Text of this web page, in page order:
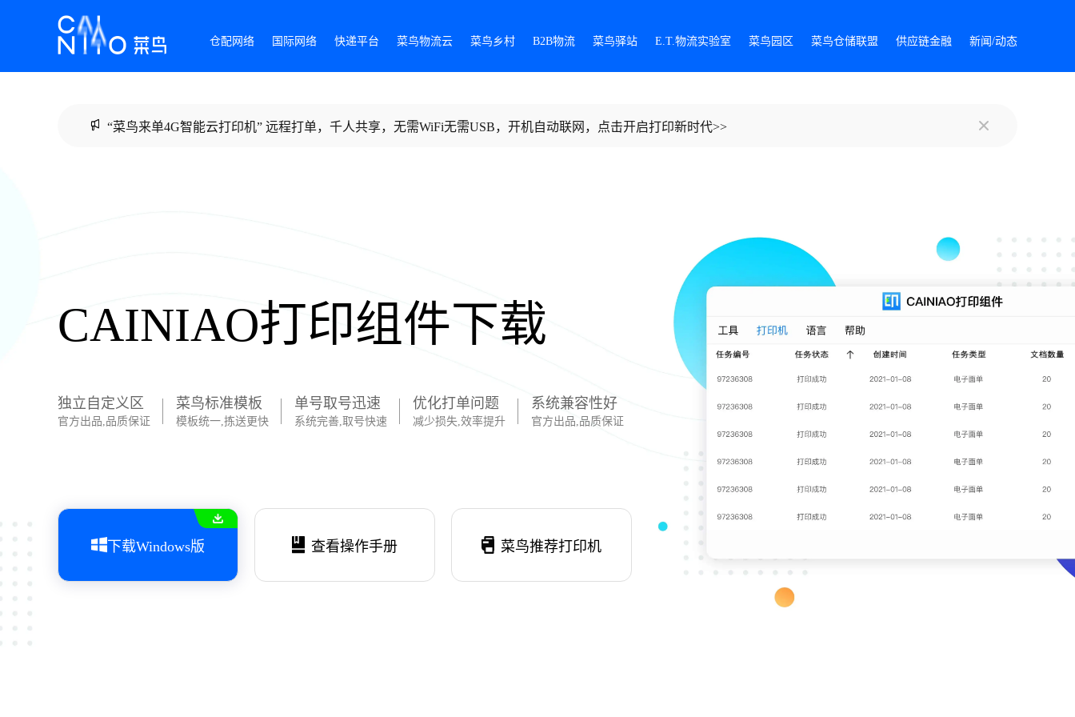
仓配网络 国际网络 快递平台 菜鸟物流云 菜鸟乡村 B2B物流 菜鸟驿站 E.T.物流实验室 菜鸟园区 菜鸟仓储联盟 供应链金融 新闻/动态
“菜鸟来单4G智能云打印机” 远程打单，千人共享，无需WiFi无需USB，开机自动联网，点击开启打印新时代>>
CAINIAO打印组件下载
独立自定义区
官方出品,品质保证
菜鸟标准模板
模板统一,拣送更快
单号取号迅速
系统完善,取号快速
优化打单问题
减少损失,效率提升
系统兼容性好
官方出品,品质保证
下载Windows版 查看操作手册 菜鸟推荐打印机